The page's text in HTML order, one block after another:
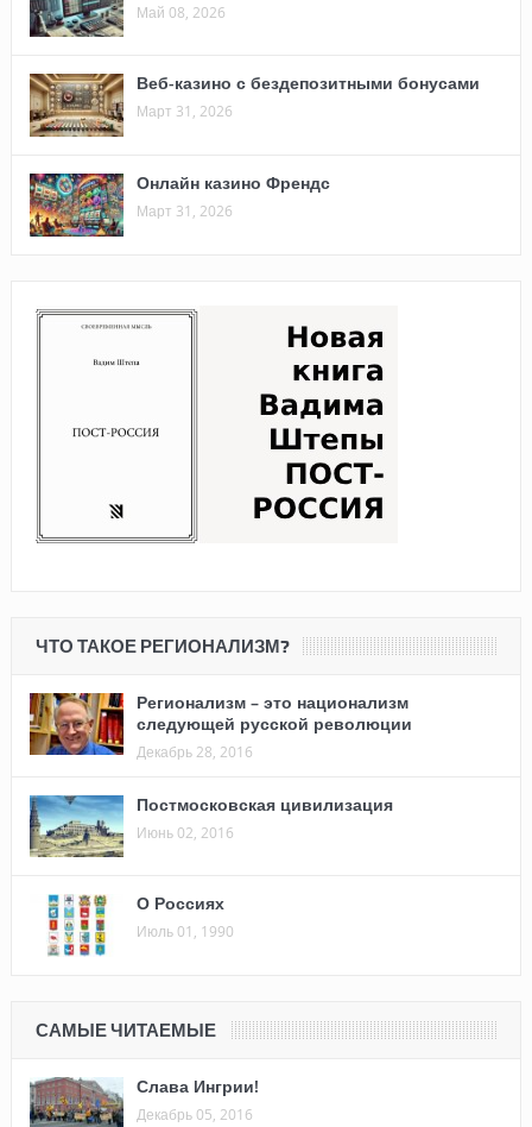
Май 08, 2026
Веб-казино с бездепозитными бонусами
Март 31, 2026
Онлайн казино Френдс
Март 31, 2026
ЧТО ТАКОЕ РЕГИОНАЛИЗМ?
Регионализм – это национализм
следующей русской революции
Декабрь 28, 2016
Постмосковская цивилизация
Июнь 02, 2016
О Россиях
Июль 01, 1990
САМЫЕ ЧИТАЕМЫЕ
Слава Ингрии!
Декабрь 05, 2016